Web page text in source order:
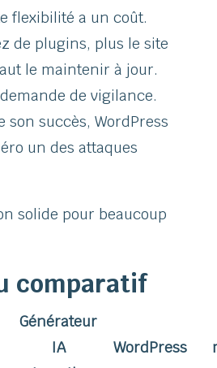
flexibilité a un coût.
de plugins, plus le site
le maintenir à jour.
de vigilance.
son succès, WordPress
un des attaques
solide pour beaucoup
comparatif
Générateur
IA
WordPress